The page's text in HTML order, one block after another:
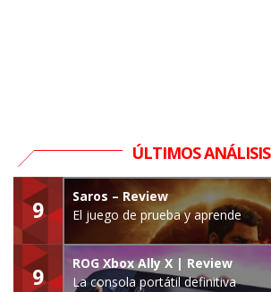
ÚLTIMOS ANÁLISIS
9
Saros – Review
El juego de prueba y aprende
9
ROG Xbox Ally X | Review
La consola portátil definitiva